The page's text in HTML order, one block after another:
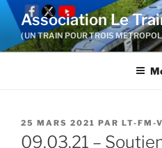
Aller
contenu
Association Le
( UN TRAIN POUR TROIS
PUBLIÉ
LE
25 MARS 2021 PAR LT-FM-
09.03.21 –